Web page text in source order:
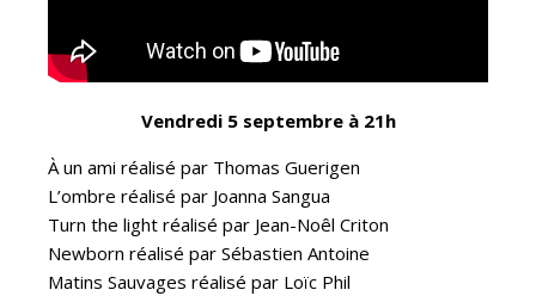
Vendredi 5 septembre à 21h
À un ami réalisé par Thomas Guerigen
L’ombre réalisé par Joanna Sangua
Turn the light réalisé par Jean-Noêl Criton
Newborn réalisé par Sébastien Antoine
Matins Sauvages réalisé par Loïc Phil